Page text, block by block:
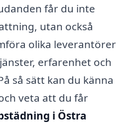
får du inte
utan också
olika leverantörer
erfarenhet och
så sätt kan du känna
veta att du får
i Östra